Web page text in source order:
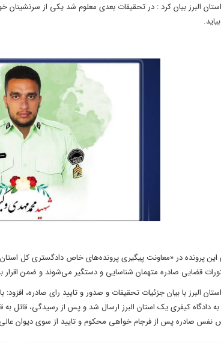
البرز بیان کرد : در تحقیقات بعدی معلوم شد یکی از
این پرونده در «معاونت پیگیری پرونده‌های خاص دادگستری کل استان
قضایی صادره متهمان شناسایی و دستگیر می‌شوند و ضمن اقرار
البرز با بیان جزئیات تحقیقات و صدور و تایید رای صادره،
صادره پس از فرجام خواهی محکوم و تایید از سوی دیوان عالی